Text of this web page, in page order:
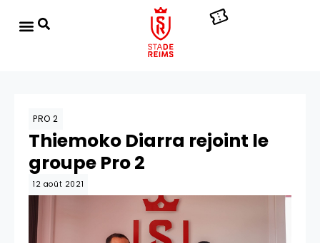
PRO 2
Thiemoko Diarra rejoint le
groupe Pro 2
12 août 2021